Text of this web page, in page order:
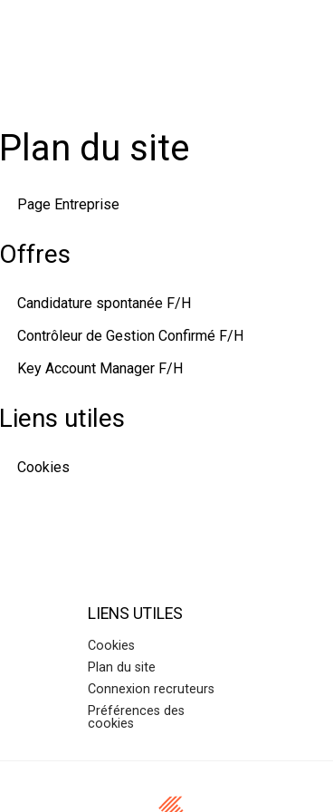
Plan du site
Page Entreprise
Offres
Candidature spontanée F/H
Contrôleur de Gestion Confirmé F/H
Key Account Manager F/H
Liens utiles
Cookies
LIENS UTILES
Cookies
Plan du site
Connexion recruteurs
Préférences des
cookies